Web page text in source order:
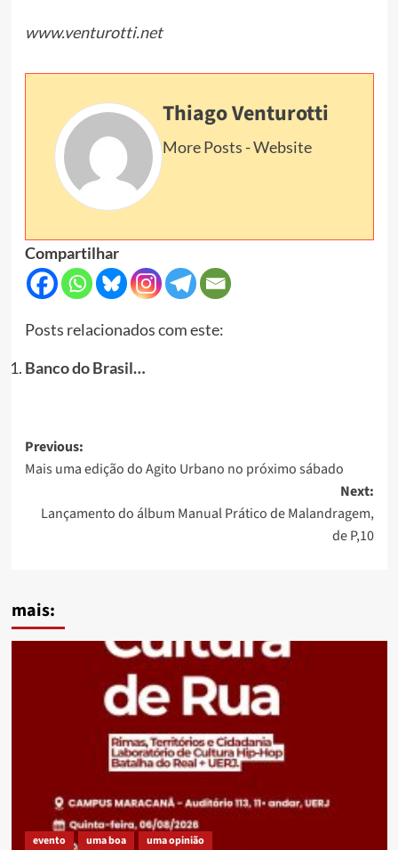
www.venturotti.net
Thiago Venturotti
More Posts -Website
Compartilhar
Posts relacionados com este:
Banco do Brasil…
Post
navigation
Previous:
Mais uma edição do Agito Urbano no próximo sábado
Next:
Lançamento do álbum Manual Prático de Malandragem,
de P,10
mais:
evento uma boa uma opinião